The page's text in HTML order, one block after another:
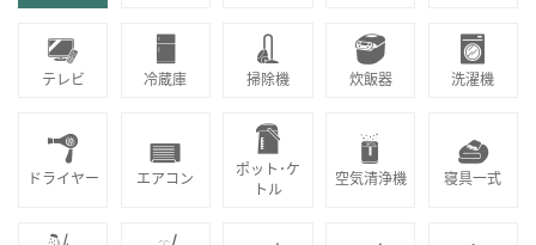
テレビ 冷蔵庫 掃除機 炊飯器 洗濯機
ドライヤー エアコン
ポット･ケ
トル
空気清浄機 寝具一式